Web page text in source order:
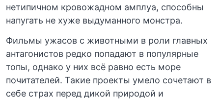
нетипичном кровожадном амплуа, способны
напугать не хуже выдуманного монстра.
Фильмы ужасов с животными в роли главных
антагонистов редко попадают в популярные
топы, однако у них всё равно есть море
почитателей. Такие проекты умело сочетают в
себе страх перед дикой природой и